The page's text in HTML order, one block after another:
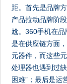
距。首先是品牌
产品拉动品牌阶
尬。360手机在
是在供应链方面
元器件，而这些
处理器也遇到过
困难”；最后是运